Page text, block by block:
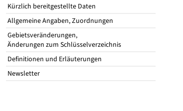
Kürzlich bereitgestellte Daten
Allgemeine Angaben, Zuordnungen
Gebietsveränderungen,
Änderungen zum Schlüsselverzeichnis
Definitionen und Erläuterungen
Newsletter